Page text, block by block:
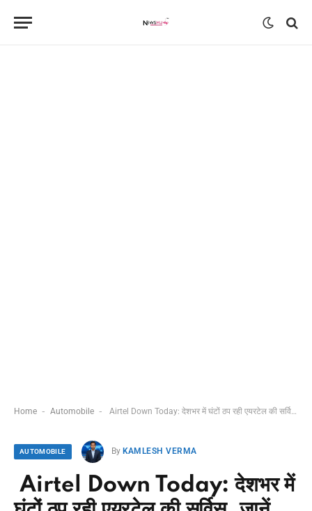
Home - Automobile - Airtel Down Today: देशभर में घंटों ठप रही एयरटेल की सर्विस, जानें क्यों आई नेटवर्क में दिक्कत
AUTOMOBILE By KAMLESH VERMA
Airtel Down Today: देशभर में